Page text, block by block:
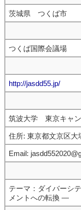
茨城県 つくば市
つくば国際会議場
http://jasdd55.jp/
筑波大学 東京キャ
住所: 東京都文京区大
Email:
テーマ：ダイバーシ
メントへの転換 ―